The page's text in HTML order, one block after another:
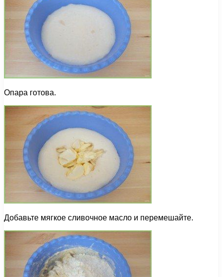
Опара готова.
Добавьте мягкое сливочное масло и перемешайте.